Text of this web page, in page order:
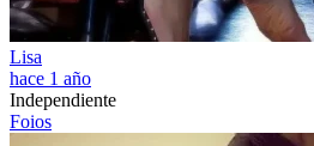
Lisa
hace 1 año
Independiente
Foios